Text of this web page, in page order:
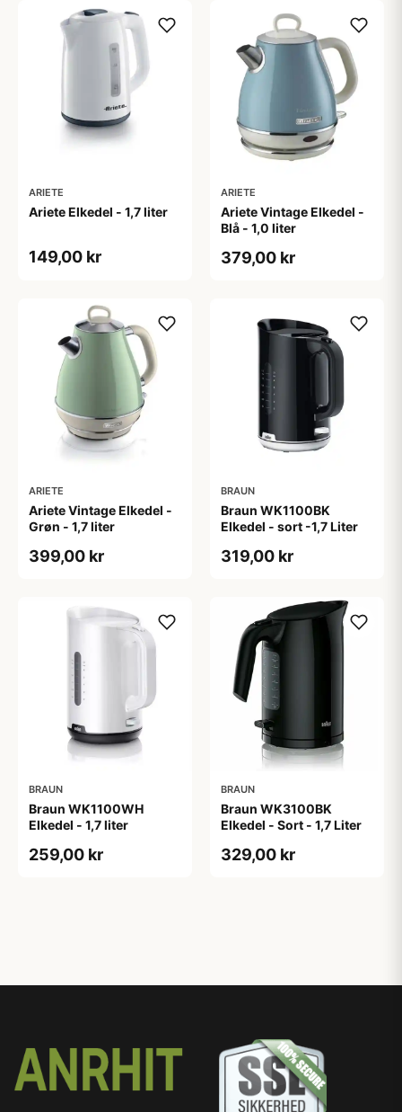
ARIETE
Ariete Elkedel - 1,7 liter
149,00 kr
ARIETE
Ariete Vintage Elkedel -
Blå - 1,0 liter
379,00 kr
ARIETE
Ariete Vintage Elkedel -
Grøn - 1,7 liter
399,00 kr
BRAUN
Braun WK1100BK
Elkedel - sort -1,7 Liter
319,00 kr
BRAUN
Braun WK1100WH
Elkedel - 1,7 liter
259,00 kr
BRAUN
Braun WK3100BK
Elkedel - Sort - 1,7 Liter
329,00 kr